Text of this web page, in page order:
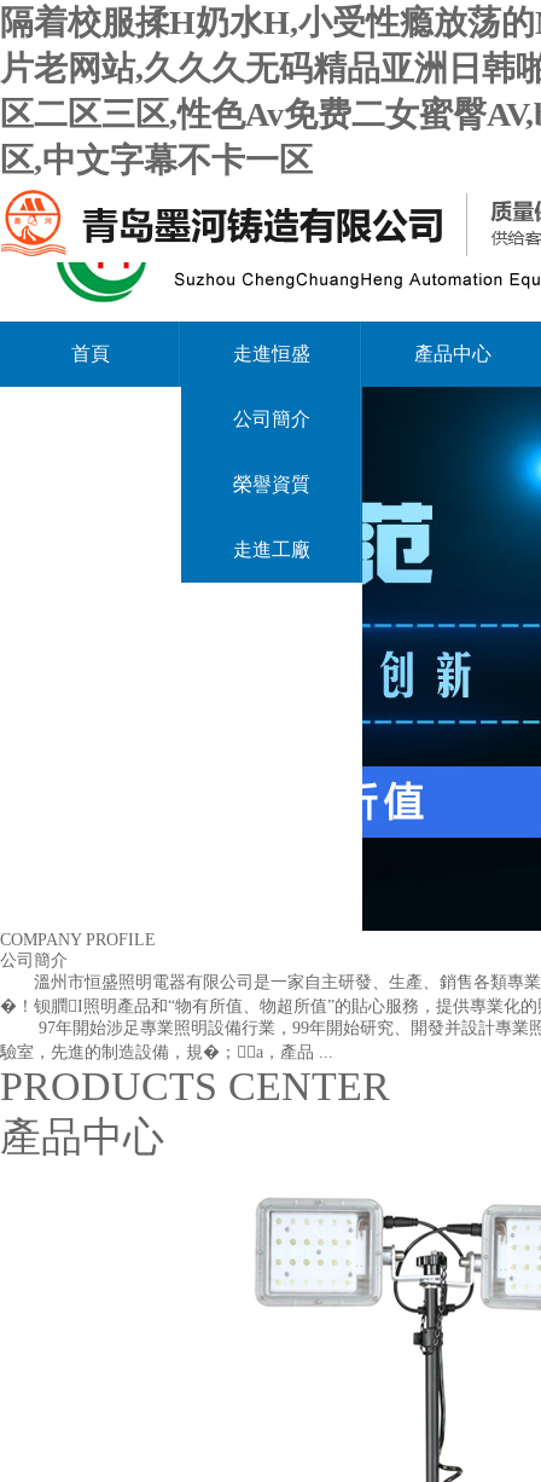
隔着校服揉H奶水H,小受性瘾放荡
片老网站,久久久无码精品亚洲日韩
区二区三区,性色Av免费二女蜜臀
区,中文字幕不卡一区
首頁 走進恒盛
公司簡介
榮譽資質
走進工廠
產品中心
COMPANY PROFILE
公司簡介
溫州市恒盛照明電器有限公司是一家自主研發、生產、銷售各類專業照
�！钡膶I照明產品和“物有所值、物超所值”的貼心服務，提供專業化
97年開始涉足專業照明設備行業，99年開始研究、開發并設計專業照
驗室，先進的制造設備，規�；a，產品 ...
PRODUCTS CENTER
產品中心